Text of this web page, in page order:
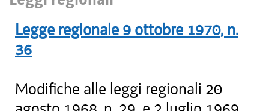
Legge regionale 9 ottobre 1970, n.
36
Modifiche alle leggi regionali 20